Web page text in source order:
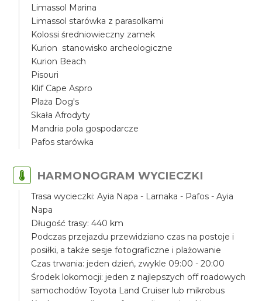
Limassol Marina
Limassol starówka z parasolkami
Kolossi średniowieczny zamek
Kurion stanowisko archeologiczne
Kurion Beach
Pisouri
Klif Cape Aspro
Plaża Dog's
Skała Afrodyty
Mandria pola gospodarcze
Pafos starówka
HARMONOGRAM WYCIECZKI
Trasa wycieczki: Ayia Napa - Larnaka - Pafos - Ayia
Napa
Długość trasy: 440 km
Podczas przejazdu przewidziano czas na postoje i
posiłki, a także sesje fotograficzne i plażowanie
Czas trwania: jeden dzień, zwykle 09:00 - 20:00
Środek lokomocji: jeden z najlepszych off roadowych
samochodów Toyota Land Cruiser lub mikrobus